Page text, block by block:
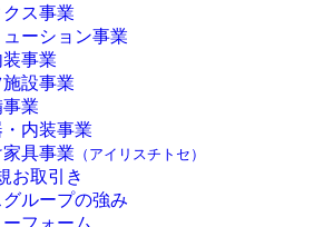
クス事業
ーション事業
事業
設事業
業
内装事業
具事業 （アイリスチトセ）
お取引き
ループの強み
フォーム